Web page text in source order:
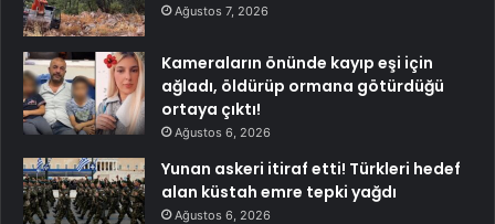
Ağustos 7, 2026
Kameraların önünde kayıp eşi için
ağladı, öldürüp ormana götürdüğü
ortaya çıktı!
Ağustos 6, 2026
Yunan askeri itiraf etti! Türkleri hedef
alan küstah emre tepki yağdı
Ağustos 6, 2026